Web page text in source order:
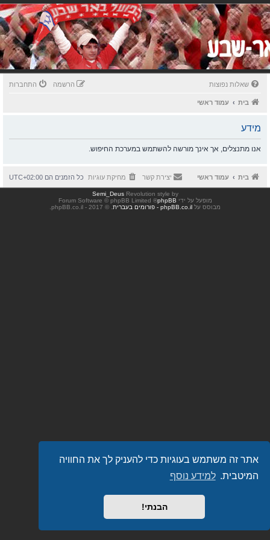
אתר זה משתמש בעוגיות כדי להעניק לך את החוויה
המיטבית. למידע נוסף
הבנתי!
שאלות נפוצות התחברות הרשמה
בית עמוד ראשי
מידע
אנו מתנצלים, אך אינך מורשה להשתמש במערכת החיפוש.
בית עמוד ראשי כל הזמנים הם UTC+02:00 מחיקת עוגיות יצירת קשר
Revolution style by
Semi_Deus
מופעל על ידי phpBB
® Forum Software © phpBB Limited
מבוסס על phpBB.co.il - פורומים בעברית . © 2017 - phpBB.co.il.